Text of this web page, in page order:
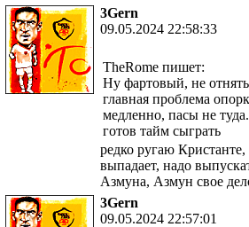
3Gern
09.05.2024 22:58:33
TheRome пишет:
Ну фартовый, не
главная проблема
медленно, пасы не
готов тайм сыграть
редко ругаю Кристанте,
выпадает, надо
Азмуна, Азмун свое
3Gern
09.05.2024 22:57:01